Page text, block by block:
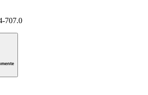
707.0
GmbH, Maculangasse 4, A-